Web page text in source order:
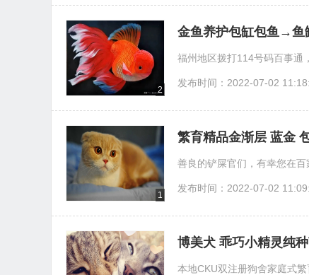
2
金鱼养护包缸包鱼→鱼
福州地区拨打114号码百事通
发布时间：2022-07-02
1
繁育精品金渐层 蓝金
善良的铲屎官们，有幸您在
发布时间：2022-07-02
博美犬 乖巧小精灵纯
本地CKU双注册狗舍家庭式